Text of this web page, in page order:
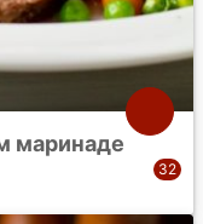
маринаде